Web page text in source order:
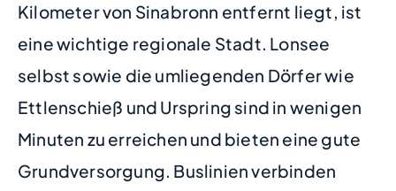
Kilometer von Sinabronn entfernt liegt, ist
eine wichtige regionale Stadt. Lonsee
selbst sowie die umliegenden Dörfer wie
Ettlenschieß und Urspring sind in wenigen
Minuten zu erreichen und bieten eine gute
Grundversorgung. Buslinien verbinden